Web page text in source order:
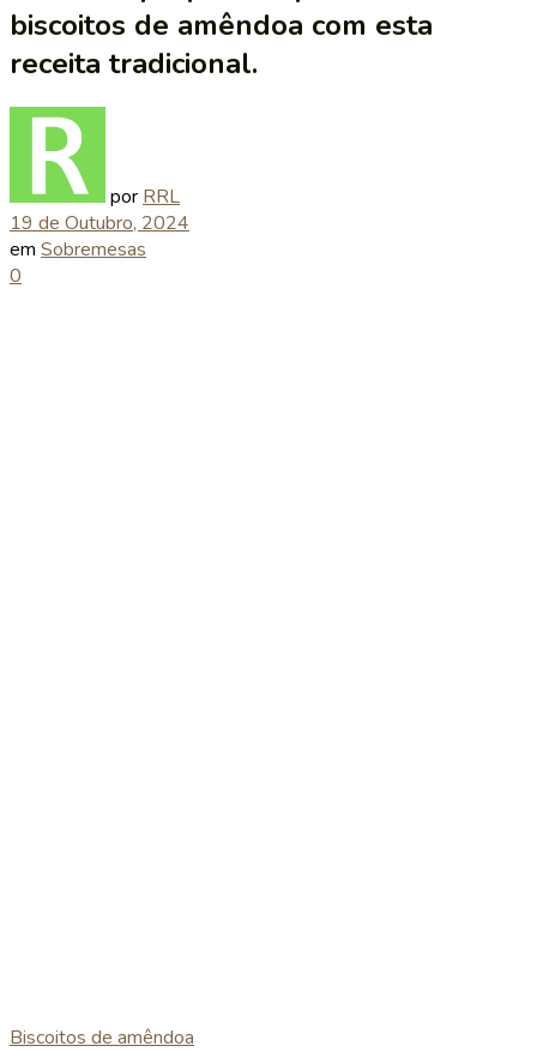
biscoitos de amêndoa com esta
receita tradicional.
por RRL
19 de Outubro, 2024
em Sobremesas
0
Biscoitos de amêndoa